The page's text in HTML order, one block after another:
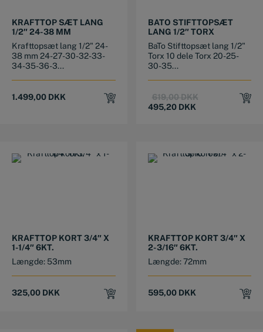
KRAFTTOP SÆT LANG
1/2″ 24-38 MM
Krafttopsæt lang 1/2" 24-
38 mm 24-27-30-32-33-
34-35-36-3...
1.499,00 DKK
BATO STIFTTOPSÆT
LANG 1/2″ TORX
BaTo Stifttopsæt lang 1/2"
Torx 10 dele Torx 20-25-
30-35...
619,00DKKOriginal
495,20 DKK
Current
KRAFTTOP KORT 3/4″ X
1-1/4″ 6KT.
Længde: 53mm
325,00 DKK
KRAFTTOP KORT 3/4″ X
2-3/16″ 6KT.
Længde: 72mm
595,00 DKK